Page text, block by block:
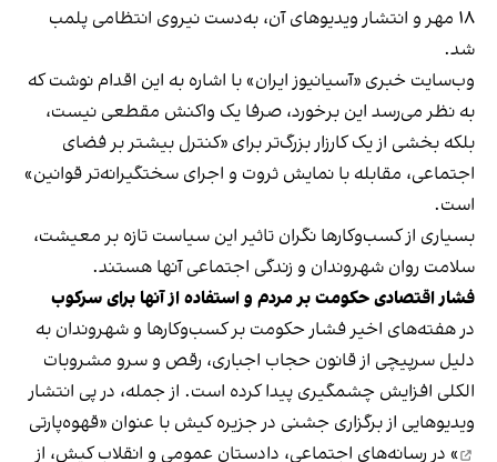
۱۸ مهر و انتشار ویدیوهای آن، به‌دست نیروی انتظامی پلمب
شد.
وب‌سایت خبری «آسیانیوز ایران» با اشاره به این اقدام نوشت که
به نظر می‌رسد این برخورد، صرفا یک واکنش مقطعی نیست،
بلکه بخشی از یک کارزار بزرگ‌تر برای «کنترل بیشتر بر فضای
اجتماعی، مقابله با نمایش ثروت و اجرای سختگیرانه‌تر قوانین»
است.
بسیاری از کسب‌وکارها نگران تاثیر این سیاست‌ تازه بر معیشت،
سلامت روان شهروندان و زندگی اجتماعی آنها هستند.
فشار اقتصادی حکومت بر مردم و استفاده از آنها برای سرکوب
در هفته‌های اخیر فشار حکومت بر کسب‌وکارها و شهروندان به
دلیل سرپیچی از قانون حجاب اجباری، رقص و سرو مشروبات
الکلی افزایش چشمگیری پیدا کرده است. از جمله، در پی انتشار
ویدیوهایی از برگزاری جشنی در جزیره کیش با عنوان «قهوه‌پارتی
» در رسانه‌های اجتماعی، دادستان عمومی و انقلاب کیش، از